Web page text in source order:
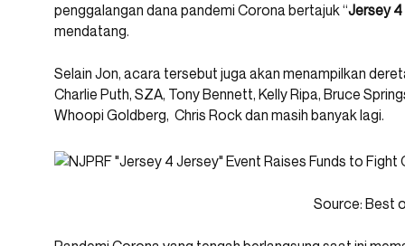
penggalangan dana pandemi Corona bertajuk “Jersey
mendatang.
Selain Jon, acara tersebut juga akan menampilkan
Charlie Puth, SZA, Tony Bennett, Kelly Ripa, Bruce
Whoopi Goldberg, Chris Rock dan masih banyak lagi.
Source: Best